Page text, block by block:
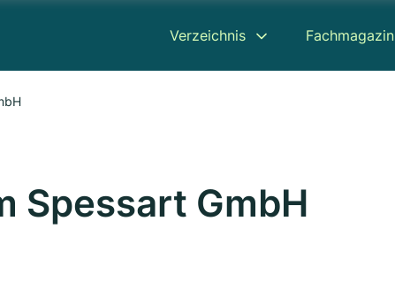
Verzeichnis Fachmagazin
Spessart GmbH